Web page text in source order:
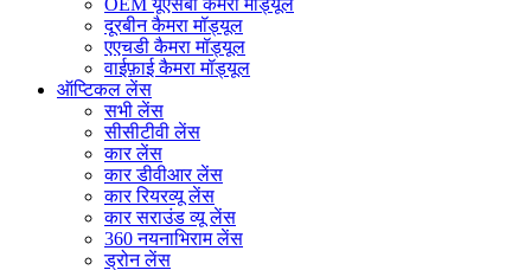
दूरबीन कैमरा मॉड्यूल
एएचडी कैमरा मॉड्यूल
वाईफ़ाई कैमरा मॉड्यूल
ऑप्टिकल लेंस
सभी लेंस
सीसीटीवी लेंस
कार लेंस
कार डीवीआर लेंस
कार रियरव्यू लेंस
कार सराउंड व्यू लेंस
360 नयनाभिराम लेंस
ड्रोन लेंस